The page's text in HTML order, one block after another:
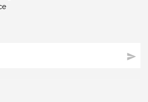
